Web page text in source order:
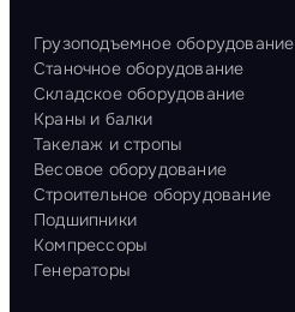
Грузоподъемное оборудование
Станочное оборудование
Складское оборудование
Краны и балки
Такелаж и стропы
Весовое оборудование
Строительное оборудование
Подшипники
Компрессоры
Генераторы